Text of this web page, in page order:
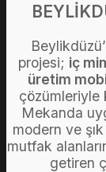
projesi; iç
üretim
çözümleriyle
Mekanda
modern ve
mutfak
getiren